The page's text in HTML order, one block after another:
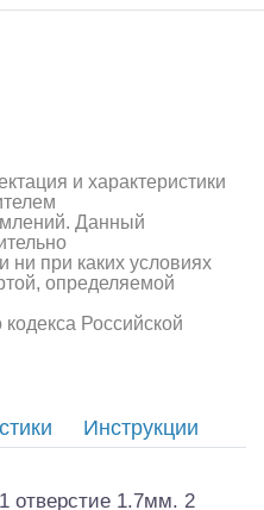
и характеристики
Данный
при каких условиях
определяемой
Российской
Инструкции
отверстие 1.7мм. 2